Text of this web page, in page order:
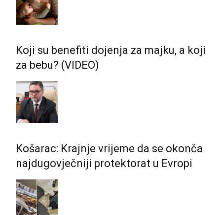
Koji su benefiti dojenja za majku, a koji
za bebu? (VIDEO)
Košarac: Krajnje vrijeme da se okonča
najdugovječniji protektorat u Evropi